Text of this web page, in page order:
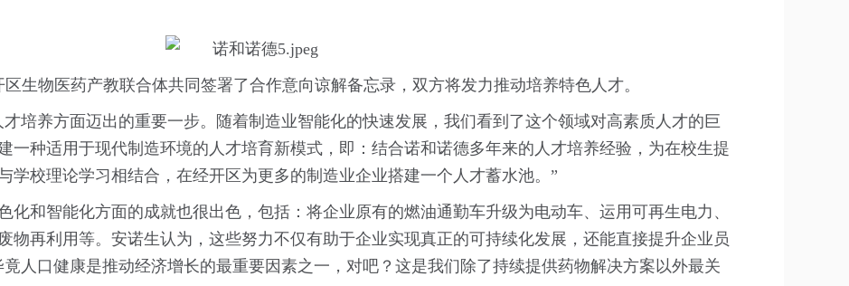
生物医药产教联合体共同签署了合作意向谅解备忘录，双方将发力推动培养特色人才。
培养方面迈出的重要一步。随着制造业智能化的快速发展，我们看到了这个领域对高素质人才的巨
一种适用于现代制造环境的人才培育新模式，即：结合诺和诺德多年来的人才培养经验，为在校生提
学校理论学习相结合，在经开区为更多的制造业企业搭建一个人才蓄水池。”
化和智能化方面的成就也很出色，包括：将企业原有的燃油通勤车升级为电动车、运用可再生电力、
物再利用等。安诺生认为，这些努力不仅有助于企业实现真正的可持续化发展，还能直接提升企业员
人口健康是推动经济增长的最重要因素之一，对吧？这是我们除了持续提供药物解决方案以外最关